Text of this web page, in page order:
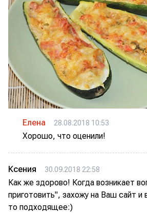
Елена 28.08.2018 10:53
Хорошо, что оценили!
Ксения 30.09.2018 22:58
Как же здорово! Когда возникает
приготовить", захожу на Ваш сайт и
то подходящее:)